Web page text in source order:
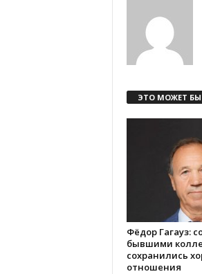
ЭТО МОЖЕТ
Фёдор Гагауз:
бывшими
сохранились
отношения